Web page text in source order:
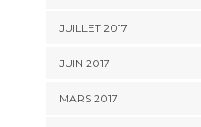
JUILLET 2017
JUIN 2017
MARS 2017